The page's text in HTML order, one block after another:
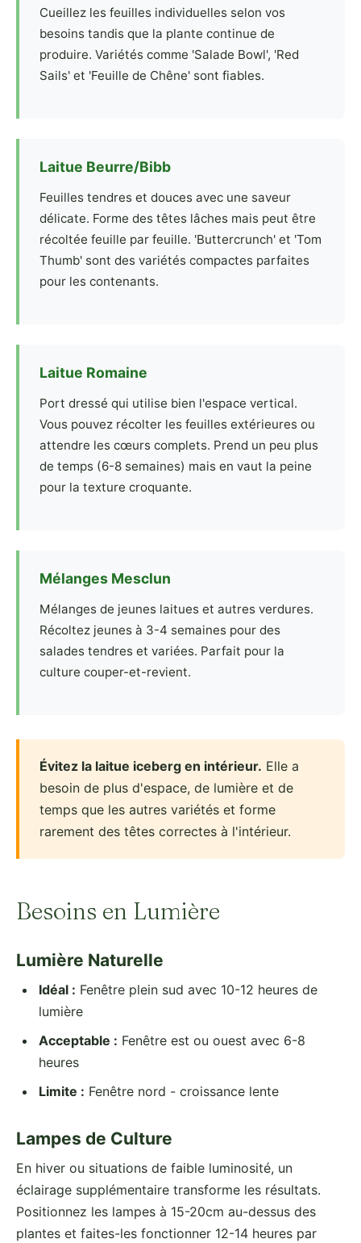
Cueillez les feuilles individuelles selon vos
besoins tandis que la plante continue de
produire. Variétés comme 'Salade Bowl', 'Red
Sails' et 'Feuille de Chêne' sont fiables.
Laitue Beurre/Bibb
Feuilles tendres et douces avec une saveur
délicate. Forme des têtes lâches mais peut être
récoltée feuille par feuille. 'Buttercrunch' et 'Tom
Thumb' sont des variétés compactes parfaites
pour les contenants.
Laitue Romaine
Port dressé qui utilise bien l'espace vertical.
Vous pouvez récolter les feuilles extérieures ou
attendre les cœurs complets. Prend un peu plus
de temps (6-8 semaines) mais en vaut la peine
pour la texture croquante.
Mélanges Mesclun
Mélanges de jeunes laitues et autres verdures.
Récoltez jeunes à 3-4 semaines pour des
salades tendres et variées. Parfait pour la
culture couper-et-revient.
Évitez la laitue iceberg en intérieur. Elle a
besoin de plus d'espace, de lumière et de
temps que les autres variétés et forme
rarement des têtes correctes à l'intérieur.
Besoins en Lumière
Lumière Naturelle
Idéal : Fenêtre plein sud avec 10-12 heures de
lumière
Acceptable : Fenêtre est ou ouest avec 6-8
heures
Limite : Fenêtre nord - croissance lente
Lampes de Culture
En hiver ou situations de faible luminosité, un
éclairage supplémentaire transforme les résultats.
Positionnez les lampes à 15-20cm au-dessus des
plantes et faites-les fonctionner 12-14 heures par